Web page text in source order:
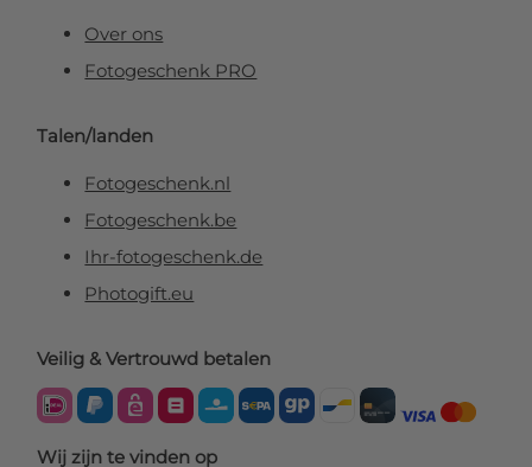
Over ons
Fotogeschenk PRO
Talen/landen
Fotogeschenk.nl
Fotogeschenk.be
Ihr-fotogeschenk.de
Photogift.eu
Veilig & Vertrouwd betalen
Wij zijn te vinden op